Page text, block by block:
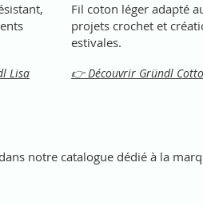
Lisa
Fil coton léger adapté
projets crochet et
estivales.
👉 Découvrir Gründl
notre catalogue dédié à la